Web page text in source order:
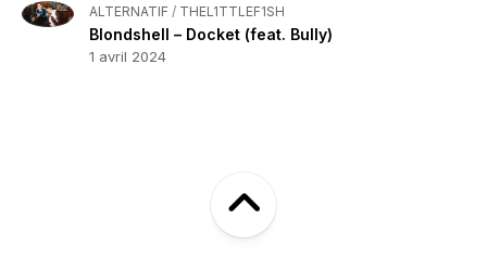
ALTERNATIF / THEL1TTLEF1SH
Blondshell – Docket (feat. Bully)
1 avril 2024